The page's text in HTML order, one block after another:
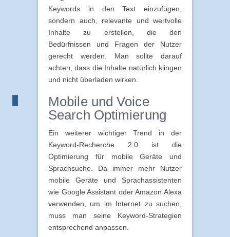
Keywords in den Text einzufügen,
sondern auch, relevante und wertvolle
Inhalte zu erstellen, die den
Bedürfnissen und Fragen der Nutzer
gerecht werden. Man sollte darauf
achten, dass die Inhalte natürlich klingen
und nicht überladen wirken.
Mobile und Voice
Search Optimierung
Ein weiterer wichtiger Trend in der
Keyword-Recherche 2.0 ist die
Optimierung für mobile Geräte und
Sprachsuche. Da immer mehr Nutzer
mobile Geräte und Sprachassistenten
wie Google Assistant oder Amazon Alexa
verwenden, um im Internet zu suchen,
muss man seine Keyword-Strategien
entsprechend anpassen.